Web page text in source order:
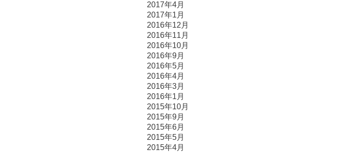
2017年4月
2017年1月
2016年12月
2016年11月
2016年10月
2016年9月
2016年5月
2016年4月
2016年3月
2016年1月
2015年10月
2015年9月
2015年6月
2015年5月
2015年4月